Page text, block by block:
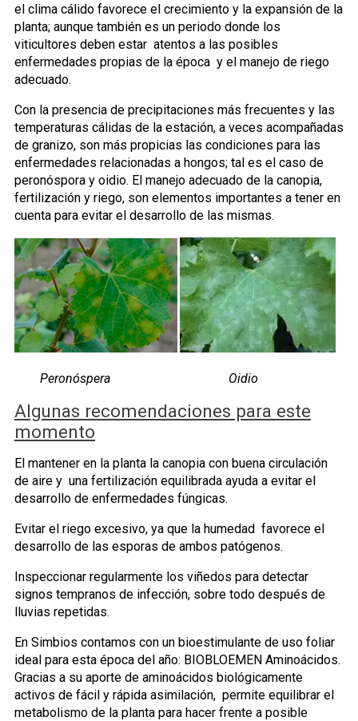
el clima cálido favorece el crecimiento y la expansión de la
planta; aunque también es un periodo donde los
viticultores deben estar atentos a las posibles
enfermedades propias de la época y el manejo de riego
adecuado.
Con la presencia de precipitaciones más frecuentes y las
temperaturas cálidas de la estación, a veces acompañadas
de granizo, son más propicias las condiciones para las
enfermedades relacionadas a hongos; tal es el caso de
peronóspora y oidio. El manejo adecuado de la canopia,
fertilización y riego, son elementos importantes a tener en
cuenta para evitar el desarrollo de las mismas.
Peronóspera Oidio
Algunas recomendaciones para este
momento
El mantener en la planta la canopia con buena circulación
de aire y una fertilización equilibrada ayuda a evitar el
desarrollo de enfermedades fúngicas.
Evitar el riego excesivo, ya que la humedad favorece el
desarrollo de las esporas de ambos patógenos.
Inspeccionar regularmente los viñedos para detectar
signos tempranos de infección, sobre todo después de
lluvias repetidas.
En Simbios contamos con un bioestimulante de uso foliar
ideal para esta época del año: BIOBLOEMEN Aminoácidos.
Gracias a su aporte de aminoácidos biológicamente
activos de fácil y rápida asimilación, permite equilibrar el
metabolismo de la planta para hacer frente a posible